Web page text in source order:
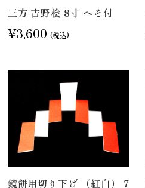
三方 吉野桧 8寸 へそ付
¥3,600 (税込)
鏡餅用切り下げ （紅白） 7